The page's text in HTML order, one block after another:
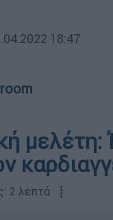
18:47
2 λεπτά ┋